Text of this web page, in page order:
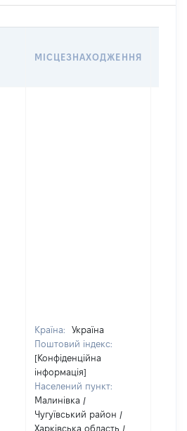
МІСЦЕЗНАХОДЖЕННЯ
Країна:
Україна
Поштовий індекс:
[Конфіденційна
інформація]
Населений пункт:
Малинівка /
Чугуївський район /
Харківська область /